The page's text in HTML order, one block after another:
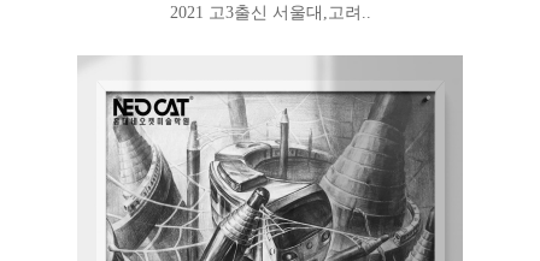
2021 고3출신 서울대,고려..